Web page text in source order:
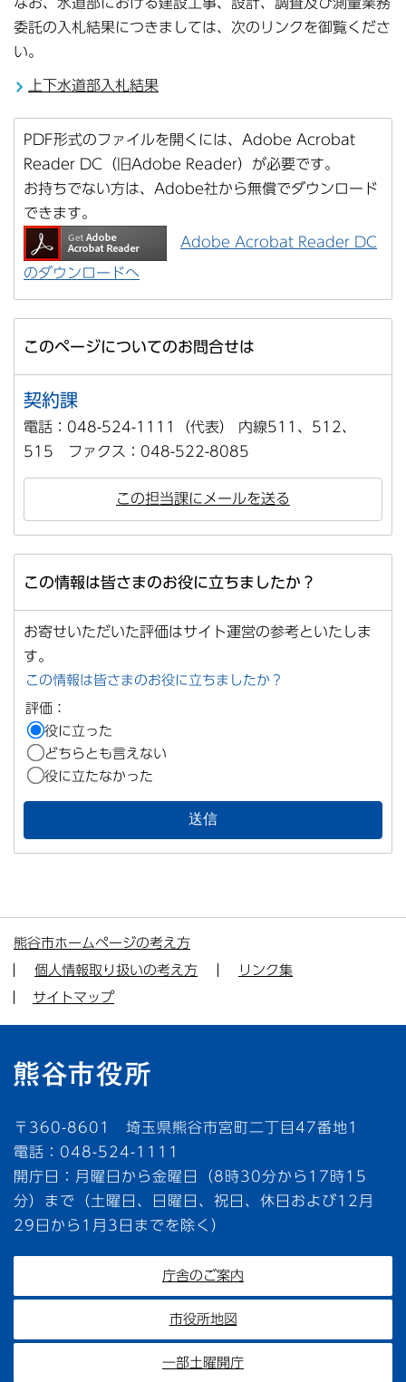
委託の入札結果につきましては、次のリンクを御覧くださ
い。
上下水道部入札結果
PDF形式のファイルを開くには、Adobe Acrobat
Reader DC（旧Adobe Reader）が必要です。
お持ちでない方は、Adobe社から無償でダウンロード
できます。
Adobe Acrobat Reader DC
のダウンロードへ
このページについてのお問合せは
契約課
電話：048-524-1111（代表） 内線511、512、
515 ファクス：048-522-8085
この担当課にメールを送る
この情報は皆さまのお役に立ちましたか？
お寄せいただいた評価はサイト運営の参考といたしま
す。
この情報は皆さまのお役に立ちましたか？
評価：
役に立った
どちらとも言えない
役に立たなかった
熊谷市ホームページの考え方
個人情報取り扱いの考え方
リンク集
サイトマップ
〒360-8601 埼玉県熊谷市宮町二丁目47番地1
電話：048-524-1111
開庁日：月曜日から金曜日（8時30分から17時15
分）まで（土曜日、日曜日、祝日、休日および12月
29日から1月3日までを除く）
庁舎のご案内
市役所地図
一部土曜開庁